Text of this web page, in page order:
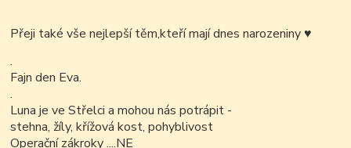
Přeji také vše nejlepší těm,kteří mají dnes narozeniny♥
.
Fajn den Eva.
.
Luna je ve Střelci a mohou nás potrápit -
stehna, žíly, křížová kost, pohyblivost
Operační zákroky ....NE